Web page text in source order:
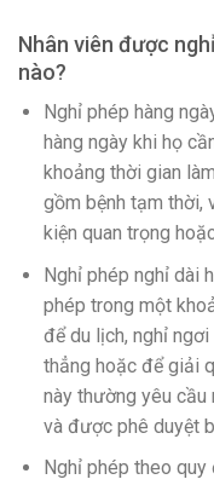
Nhân viên được
nào?
Nghỉ phép hàng
hàng ngày khi họ
khoảng thời gian
gồm bệnh tạm thời,
kiện quan trọng
Nghỉ phép nghỉ dài
phép trong một
để du lịch, nghỉ
thẳng hoặc để giải
này thường yêu
và được phê duyệt
Nghỉ phép theo